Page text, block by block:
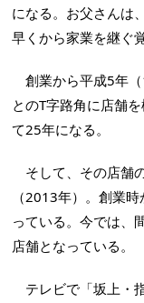
になる。お父さんは
早くから家業を継ぐ
創業から平成5年
とのT字路角に店舗
て25年になる。
そして、その店舗
（2013年）。創業
っている。今では、
店舗となっている。
テレビで「坂上・